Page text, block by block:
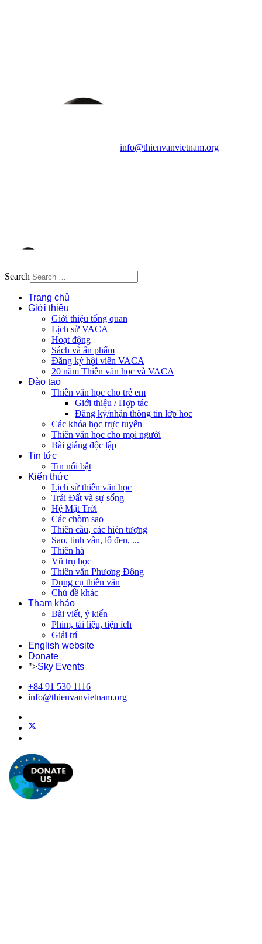
info@thienvanvietnam.org
Search
Trang chủ
Giới thiệu
Giới thiệu tổng quan
Lịch sử VACA
Hoạt động
Sách và ấn phẩm
Đăng ký hội viên VACA
20 năm Thiên văn học và VACA
Đào tạo
Thiên văn học cho trẻ em
Giới thiệu / Hợp tác
Đăng ký/nhận thông tin lớp học
Các khóa học trực tuyến
Thiên văn học cho mọi người
Bài giảng độc lập
Tin tức
Tin nổi bật
Kiến thức
Lịch sử thiên văn học
Trái Đất và sự sống
Hệ Mặt Trời
Các chòm sao
Thiên cầu, các hiện tượng
Sao, tinh vân, lỗ đen, ...
Thiên hà
Vũ trụ học
Thiên văn Phương Đông
Dụng cụ thiên văn
Chủ đề khác
Tham khảo
Bài viết, ý kiến
Phim, tài liệu, tiện ích
Giải trí
English website
Donate
">Sky Events
+84 91 530 1116
info@thienvanvietnam.org